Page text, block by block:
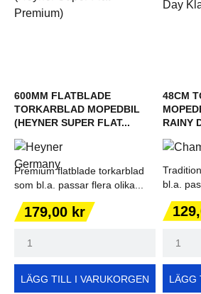
600MM FLATBLADE
TORKARBLAD MOPEDBIL
(HEYNER SUPER FLAT...
Premium flatblade torkarblad
som bl.a. passar flera olika...
Pris
179,00 kr
LÄGG TILL I VARUKORGEN
48CM
RAINY
bl.a.
Pris
LÄGG